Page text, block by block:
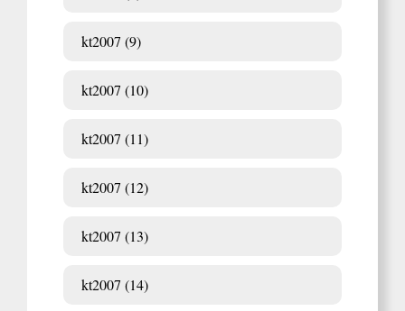
kt2007 (9)
kt2007 (10)
kt2007 (11)
kt2007 (12)
kt2007 (13)
kt2007 (14)